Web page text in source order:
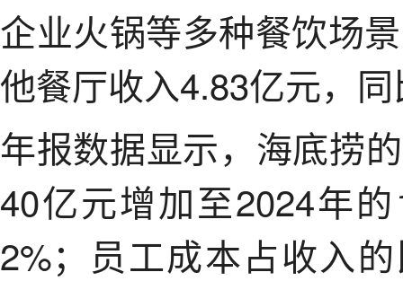
企业火锅等多种餐饮场
他餐厅收入4.83亿元，
年报数据显示，海底捞
40亿元增加至2024年
2%；员工成本占收入